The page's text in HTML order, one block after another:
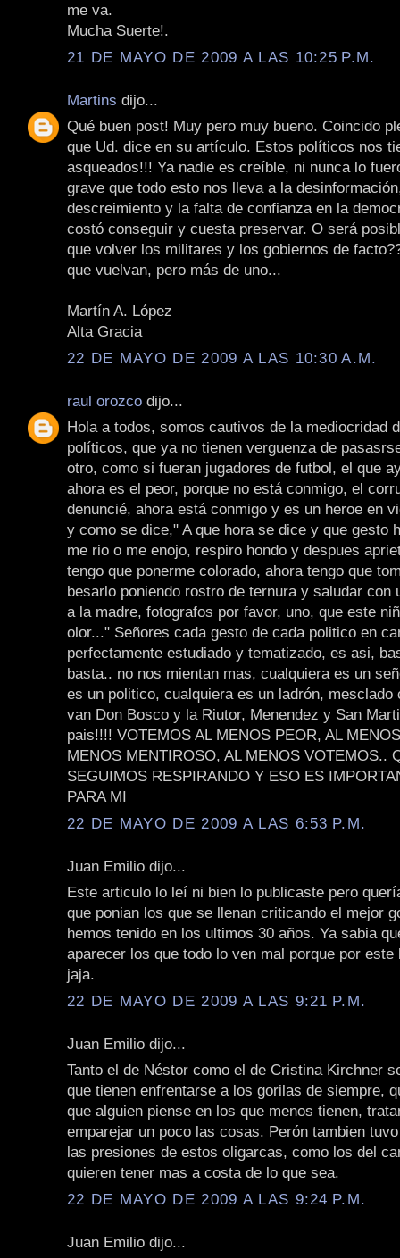
me va.
Mucha Suerte!.
21 DE MAYO DE 2009 A LAS 10:25 P.M.
Martins dijo...
Qué buen post! Muy pero muy bueno. Coincido
que Ud. dice en su artículo. Estos políticos nos
asqueados!!! Ya nadie es creíble, ni nunca lo
grave que todo esto nos lleva a la
descreimiento y la falta de confianza en la
costó conseguir y cuesta preservar. O será
que volver los militares y los gobiernos de
que vuelvan, pero más de uno...
Martín A. López
Alta Gracia
22 DE MAYO DE 2009 A LAS 10:30 A.M.
raul orozco dijo...
Hola a todos, somos cautivos de la mediocridad
políticos, que ya no tienen verguenza de
otro, como si fueran jugadores de futbol, el que
ahora es el peor, porque no está conmigo, el
denuncié, ahora está conmigo y es un heroe en
y como se dice," A que hora se dice y que gesto
me rio o me enojo, respiro hondo y despues
tengo que ponerme colorado, ahora tengo que
besarlo poniendo rostro de ternura y saludar con
a la madre, fotografos por favor, uno, que este
olor..." Señores cada gesto de cada politico en
perfectamente estudiado y tematizado, es asi,
basta.. no nos mientan mas, cualquiera es un
es un politico, cualquiera es un ladrón, mesclado
van Don Bosco y la Riutor, Menendez y San
pais!!!! VOTEMOS AL MENOS PEOR, AL
MENOS MENTIROSO, AL MENOS VOTEMOS..
SEGUIMOS RESPIRANDO Y ESO ES
PARA MI
22 DE MAYO DE 2009 A LAS 6:53 P.M.
Juan Emilio dijo...
Este articulo lo leí ni bien lo publicaste pero
que ponian los que se llenan criticando el mejor
hemos tenido en los ultimos 30 años. Ya sabia
aparecer los que todo lo ven mal porque por este
jaja.
22 DE MAYO DE 2009 A LAS 9:21 P.M.
Juan Emilio dijo...
Tanto el de Néstor como el de Cristina Kirchner
que tienen enfrentarse a los gorilas de siempre,
que alguien piense en los que menos tienen,
emparejar un poco las cosas. Perón tambien
las presiones de estos oligarcas, como los del
quieren tener mas a costa de lo que sea.
22 DE MAYO DE 2009 A LAS 9:24 P.M.
Juan Emilio dijo...